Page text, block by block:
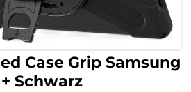
Case Grip Samsung
Schwarz